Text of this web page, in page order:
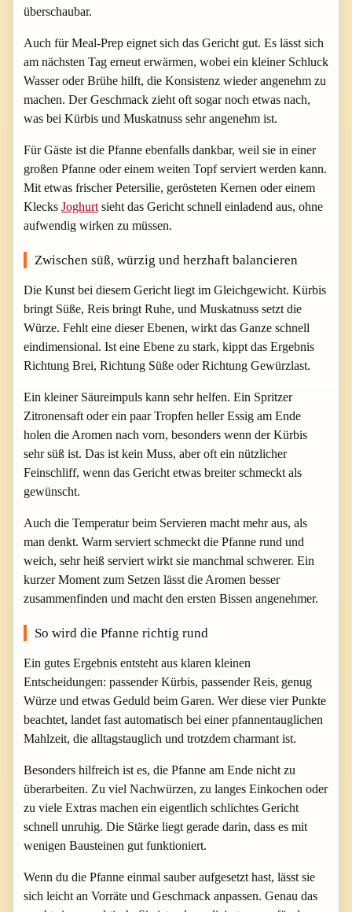
überschaubar.
Auch für Meal-Prep eignet sich das Gericht gut. Es lässt sich
am nächsten Tag erneut erwärmen, wobei ein kleiner Schluck
Wasser oder Brühe hilft, die Konsistenz wieder angenehm zu
machen. Der Geschmack zieht oft sogar noch etwas nach,
was bei Kürbis und Muskatnuss sehr angenehm ist.
Für Gäste ist die Pfanne ebenfalls dankbar, weil sie in einer
großen Pfanne oder einem weiten Topf serviert werden kann.
Mit etwas frischer Petersilie, gerösteten Kernen oder einem
Klecks Joghurt sieht das Gericht schnell einladend aus, ohne
aufwendig wirken zu müssen.
Zwischen süß, würzig und herzhaft balancieren
Die Kunst bei diesem Gericht liegt im Gleichgewicht. Kürbis
bringt Süße, Reis bringt Ruhe, und Muskatnuss setzt die
Würze. Fehlt eine dieser Ebenen, wirkt das Ganze schnell
eindimensional. Ist eine Ebene zu stark, kippt das Ergebnis
Richtung Brei, Richtung Süße oder Richtung Gewürzlast.
Ein kleiner Säureimpuls kann sehr helfen. Ein Spritzer
Zitronensaft oder ein paar Tropfen heller Essig am Ende
holen die Aromen nach vorn, besonders wenn der Kürbis
sehr süß ist. Das ist kein Muss, aber oft ein nützlicher
Feinschliff, wenn das Gericht etwas breiter schmeckt als
gewünscht.
Auch die Temperatur beim Servieren macht mehr aus, als
man denkt. Warm serviert schmeckt die Pfanne rund und
weich, sehr heiß serviert wirkt sie manchmal schwerer. Ein
kurzer Moment zum Setzen lässt die Aromen besser
zusammenfinden und macht den ersten Bissen angenehmer.
So wird die Pfanne richtig rund
Ein gutes Ergebnis entsteht aus klaren kleinen
Entscheidungen: passender Kürbis, passender Reis, genug
Würze und etwas Geduld beim Garen. Wer diese vier Punkte
beachtet, landet fast automatisch bei einer pfannentauglichen
Mahlzeit, die alltagstauglich und trotzdem charmant ist.
Besonders hilfreich ist es, die Pfanne am Ende nicht zu
überarbeiten. Zu viel Nachwürzen, zu langes Einkochen oder
zu viele Extras machen ein eigentlich schlichtes Gericht
schnell unruhig. Die Stärke liegt gerade darin, dass es mit
wenigen Bausteinen gut funktioniert.
Wenn du die Pfanne einmal sauber aufgesetzt hast, lässt sie
sich leicht an Vorräte und Geschmack anpassen. Genau das